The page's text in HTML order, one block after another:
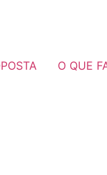
O QUE